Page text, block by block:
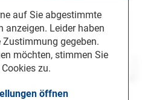
auf Sie abgestimmte
anzeigen. Leider haben
gegeben.
möchten, stimmen Sie
zu.
öffnen